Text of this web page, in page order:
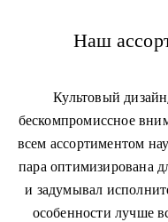
Наш
Культовый
бескомпромиссное
всем ассортиментом
пара оптимизирована
и задумывал
особенности лучше